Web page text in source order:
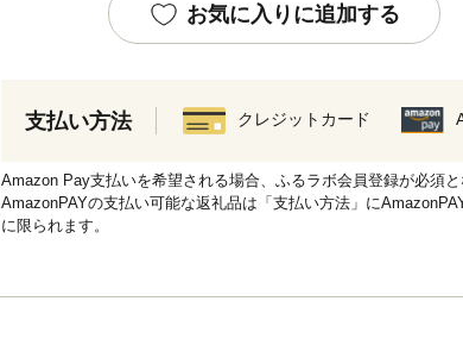
お気に入りに追加する
支払い方法 クレジットカード
Amazon Pay支払いを希望される場合、ふるラボ会員登録が必須と
AmazonPAYの支払い可能な返礼品は「支払い方法」に
に限られます。